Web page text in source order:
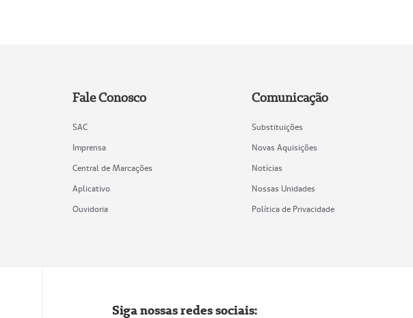
Fale Conosco
SAC
Imprensa
Central de Marcações
Aplicativo
Ouvidoria
Comunicação
Substituições
Novas Aquisições
Notícias
Nossas Unidades
Política de Privacidade
Siga nossas redes sociais: